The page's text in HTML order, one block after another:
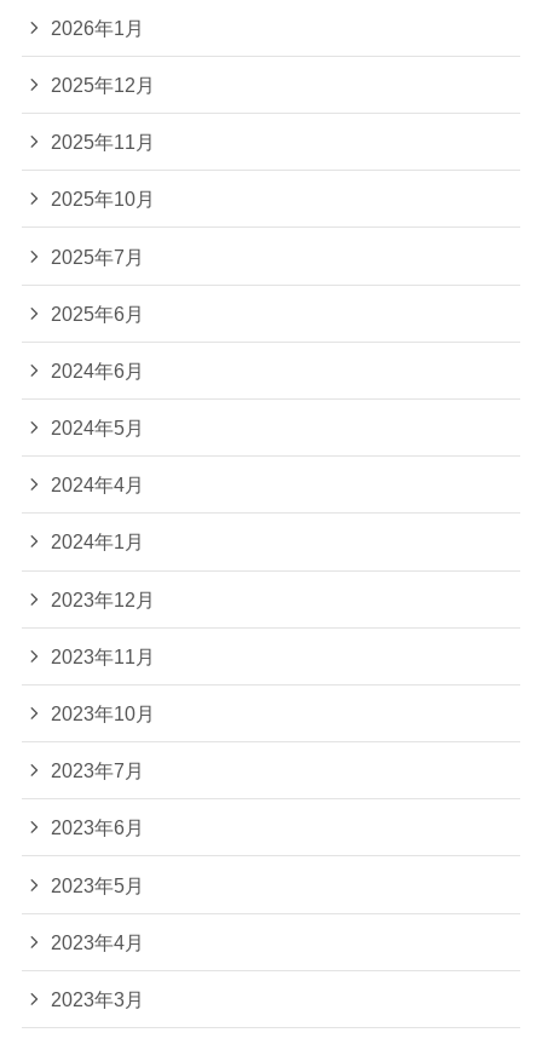
2026年1月
2025年12月
2025年11月
2025年10月
2025年7月
2025年6月
2024年6月
2024年5月
2024年4月
2024年1月
2023年12月
2023年11月
2023年10月
2023年7月
2023年6月
2023年5月
2023年4月
2023年3月